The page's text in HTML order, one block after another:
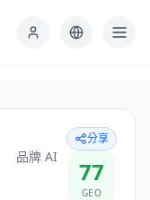
品牌 AI
分享
77
GEO